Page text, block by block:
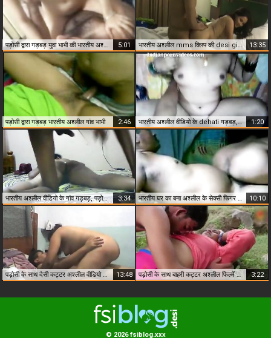
पड़ोसी द्वारा गड़बड़ युवा भाभी की भारतीय अश्लील वीडियो 5:01 भारतीय अश्लील mms क्लिप की desi giirl गड़बड़ doggy शैली द्वारा पड़ोसी 13:35
पड़ोसी द्वारा गड़बड़ भारतीय अश्लील गांव भाभी 2:46 भारतीय अश्लील वीडियो के dehati गड़बड़, पड़ोसी 1:20
भारतीय अश्लील वीडियो के गांव गड़बड़, पड़ोसी फर्श पर 3:34 भारतीय घर का बना अश्लील के सेक्सी फिगर गांव, गड़बड़, पड़ोसी 10:10
पड़ोसी के साथ देसी कट्टर अश्लील वीडियो बड़ी चाची 13:48 पड़ोसी के साथ बाहरी कट्टर अश्लील फिल्में चाची 3:22
© 2026 fsiblog.xxx